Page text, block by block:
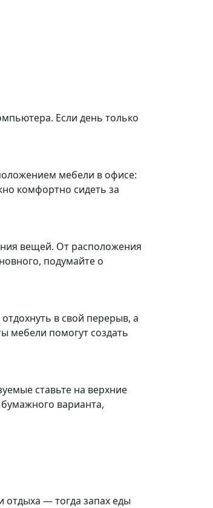
Если день только
мебели в офисе:
комфортно сидеть за
вещей. От расположения
подумайте о
в свой перерыв, а
мебели помогут создать
ставьте на верхние
варианта,
отдыха — тогда запах еды